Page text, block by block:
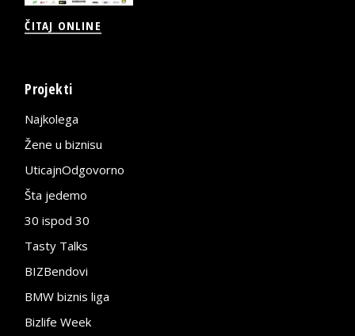
ČITAJ ONLINE
Projekti
Najkolega
Žene u biznisu
UticajnOdgovorno
Šta jedemo
30 ispod 30
Tasty Talks
BIZBendovi
BMW biznis liga
Bizlife Week